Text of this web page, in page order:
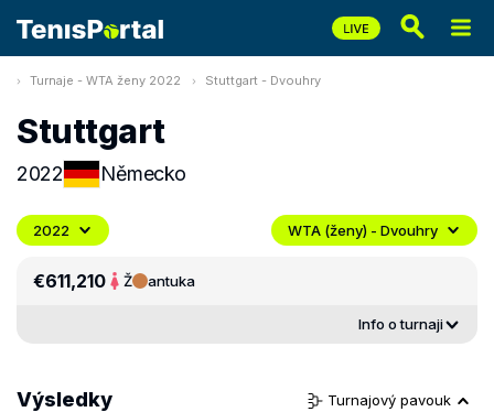
Turnaje - WTA ženy 2022 Stuttgart - Dvouhry
Stuttgart
2022 Německo
2022 WTA (ženy) - Dvouhry
€611,210 Ž antuka
Info o turnaji
Výsledky Turnajový pavouk